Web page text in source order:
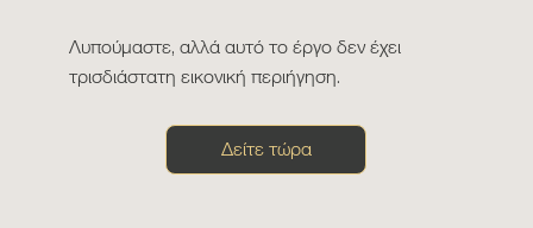
Λυπούμαστε, αλλά αυτό το έργο δεν έχει
τρισδιάστατη εικονική περιήγηση.
Δείτε τώρα